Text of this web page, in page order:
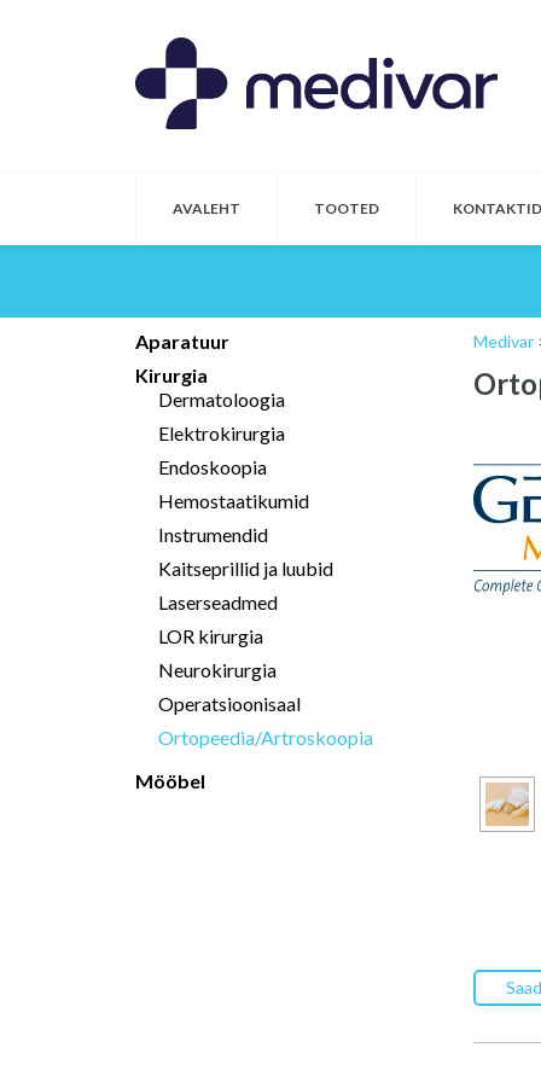
AVALEHT TOOTED KONTAKTID
Aparatuur
Kirurgia
Dermatoloogia
Elektrokirurgia
Endoskoopia
Hemostaatikumid
Instrumendid
Kaitseprillid ja luubid
Laserseadmed
LOR kirurgia
Neurokirurgia
Operatsioonisaal
Ortopeedia/Artroskoopia
Mööbel
Medivar